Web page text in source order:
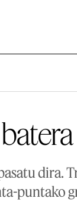
dira.
puntako